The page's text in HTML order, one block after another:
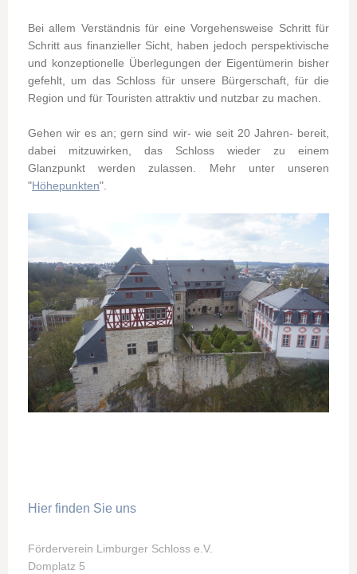
Bei allem Verständnis für eine Vorgehensweise Schritt für
Schritt aus finanzieller Sicht, haben jedoch perspektivische
und konzeptionelle Überlegungen der Eigentümerin bisher
gefehlt, um das Schloss für unsere Bürgerschaft, für die
Region und für Touristen attraktiv und nutzbar zu machen.
Gehen wir es an; gern sind wir- wie seit 20 Jahren- bereit,
dabei mitzuwirken, das Schloss wieder zu einem
Glanzpunkt werden zulassen. Mehr unter unseren
"Höhepunkten".
Hier finden Sie uns
Förderverein Limburger Schloss e.V.
Domplatz 5